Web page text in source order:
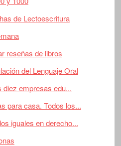
de Lectoescritura
reseñas de libros
del Lenguaje Oral
empresas edu...
para casa. Todos los...
iguales en derecho...